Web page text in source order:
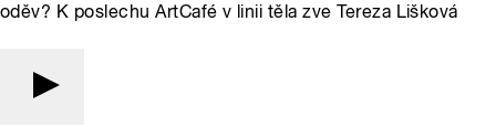
oděv? K poslechu ArtCafé v linii těla zve Tereza Lišková